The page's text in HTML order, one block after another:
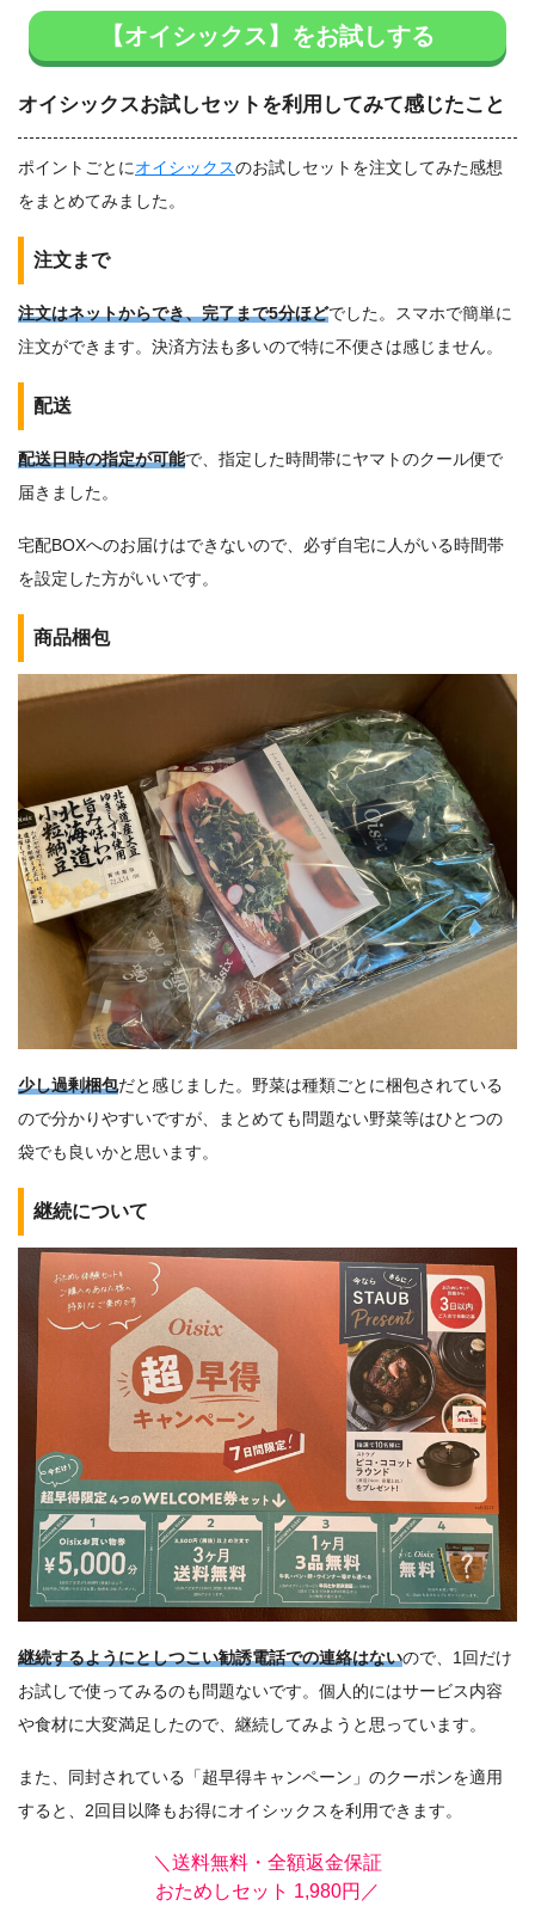
【オイシックス】をお試しする
オイシックスお試しセットを利用してみて感じたこと
ポイントごとにオイシックスのお試しセットを注文してみた感想
をまとめてみました。
注文まで
注文はネットからでき、完了まで5分ほどでした。スマホで簡単に
注文ができます。決済方法も多いので特に不便さは感じません。
配送
配送日時の指定が可能で、指定した時間帯にヤマトのクール便で
届きました。
宅配BOXへのお届けはできないので、必ず自宅に人がいる時間帯
を設定した方がいいです。
商品梱包
少し過剰梱包だと感じました。野菜は種類ごとに梱包されている
ので分かりやすいですが、まとめても問題ない野菜等はひとつの
袋でも良いかと思います。
継続について
継続するようにとしつこい勧誘電話での連絡はないので、1回だけ
お試しで使ってみるのも問題ないです。個人的にはサービス内容
や食材に大変満足したので、継続してみようと思っています。
また、同封されている「超早得キャンペーン」のクーポンを適用
すると、2回目以降もお得にオイシックスを利用できます。
＼送料無料・全額返金保証
おためしセット 1,980円／